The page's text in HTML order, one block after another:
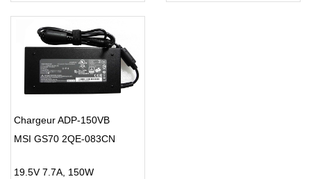
Chargeur ADP-150VB
MSI GS70 2QE-083CN
19.5V 7.7A, 150W